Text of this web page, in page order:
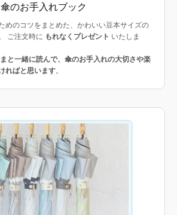
のお手入れブック
めのコツをまとめた、かわいい豆本サイズの
ご注文時に もれなくプレゼント いたしま
と一緒に読んで、傘のお手入れの大切さや楽
ればと思います。